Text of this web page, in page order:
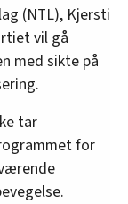
(NTL), Kjersti
vil gå
med sikte på
tar
for